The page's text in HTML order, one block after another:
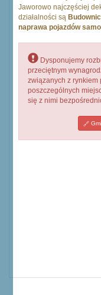
Jaworowo najczęściej
działalności są
naprawa pojazdów
Dysponujemy
przeciętnym
związanych z rynkiem
poszczególnych
się z nimi